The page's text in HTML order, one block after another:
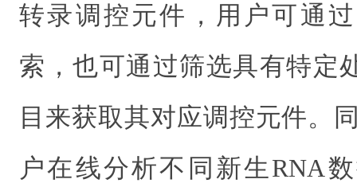
转录调控元件，用户可通
索，也可通过筛选具有特定
目来获取其对应调控元件。
户在线分析不同新生RNA